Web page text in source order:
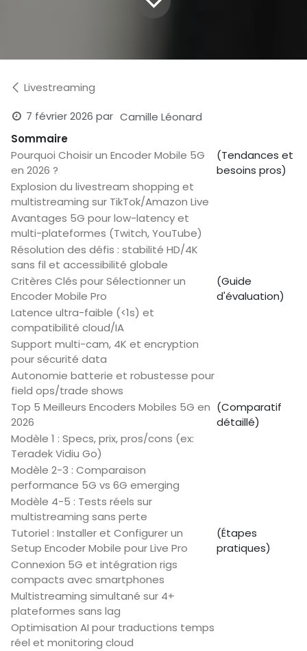
Livestreaming
7 février 2026 par Camille Léonard
Sommaire
Pourquoi Choisir un Encoder Mobile 5G
en 2026 ?
(Tendances et
besoins pros)
Explosion du livestream shopping et
multistreaming sur TikTok/Amazon Live
Avantages 5G pour low-latency et
multi-plateformes (Twitch, YouTube)
Résolution des défis : stabilité HD/4K
sans fil et accessibilité globale
Critères Clés pour Sélectionner un
Encoder Mobile Pro
(Guide
d'évaluation)
Latence ultra-faible (<1s) et
compatibilité cloud/IA
Support multi-cam, 4K et encryption
pour sécurité data
Autonomie batterie et robustesse pour
field ops/trade shows
Top 5 Meilleurs Encoders Mobiles 5G en
2026
(Comparatif
détaillé)
Modèle 1 : Specs, prix, pros/cons (ex:
Teradek Vidiu Go)
Modèle 2-3 : Comparaison
performance 5G vs 6G emerging
Modèle 4-5 : Tests réels sur
multistreaming sans perte
Tutoriel : Installer et Configurer un
Setup Encoder Mobile pour Live Pro
(Étapes
pratiques)
Connexion 5G et intégration rigs
compacts avec smartphones
Multistreaming simultané sur 4+
plateformes sans lag
Optimisation AI pour traductions temps
réel et monitoring cloud